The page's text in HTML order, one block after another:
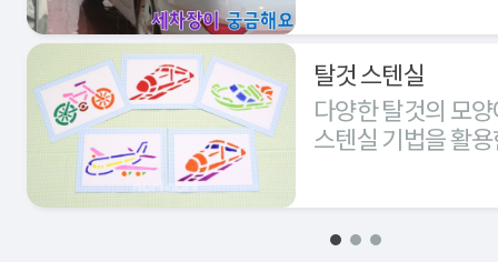
탈것 스텐실
다양한 탈것의 모
스텐실 기법을 활